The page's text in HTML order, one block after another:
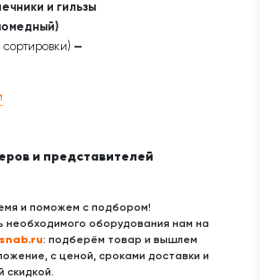
и гильзы
—
и представителей
и поможем с подбором!
необходимого оборудования нам на
: подберём товар и вышлем
с ценой, сроками доставки и
скидкой.